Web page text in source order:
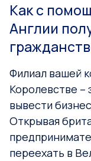
Как с
Англии
Филиал вашей
Королевстве –
вывести
Открывая
переехать в